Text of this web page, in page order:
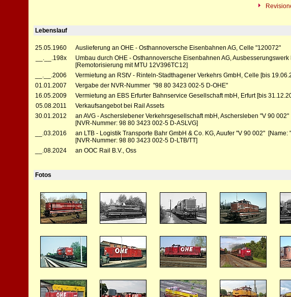
Lebenslauf
25.05.1960
Auslieferung an OHE - Osthannoversche Eisenbahnen AG, Celle "120072"
__.__.198x
Umbau durch OHE - Osthannoversche Eisenbahnen AG,
[Remotorisierung mit MTU 12V396TC12]
__.__.2006
Vermietung an RStV - Rinteln-Stadthagener Verkehrs GmbH, Celle [bis
01.01.2007
Vergabe der NVR-Nummer "98 80 3423 002-5 D-OHE"
16.05.2009
Vermietung an EBS Erfurter Bahnservice Gesellschaft mbH, Erfurt [bis
05.08.2011
Verkaufsangebot bei Rail Assets
30.01.2012
an AVG - Ascherslebener Verkehrsgesellschaft mbH, Aschersleben "V 90 002"
[NVR-Nummer: 98 80 3423 002-5 D-ASLVG]
__.03.2016
an LTB - Logistik Transporte Bahr GmbH & Co. KG, Auufer "V 90 002" [Name:
[NVR-Nummer: 98 80 3423 002-5 D-LTB/TT]
__.08.2024
an OOC Rail B.V., Oss
Fotos